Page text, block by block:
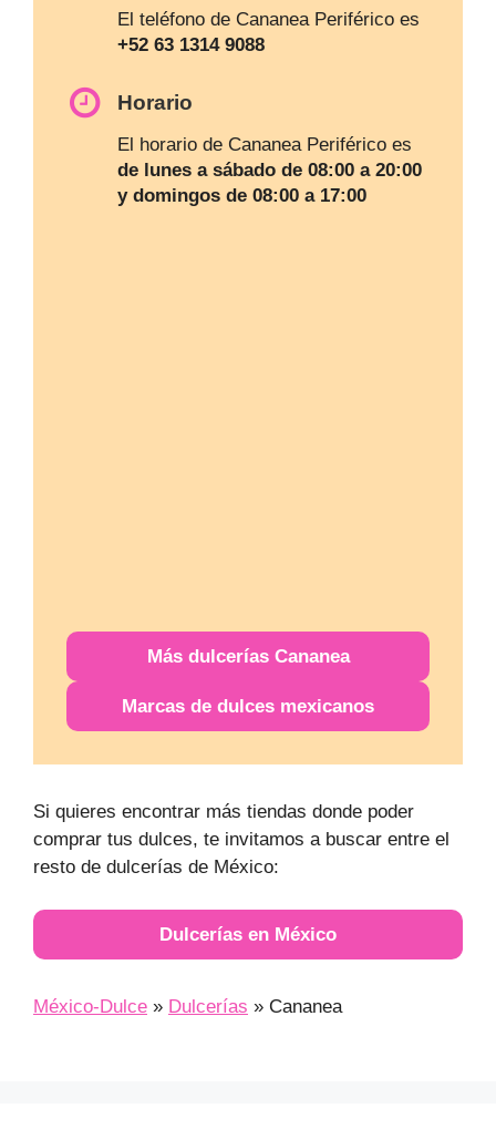
El teléfono de Cananea Periférico es
+52 63 1314 9088
Horario
El horario de Cananea Periférico es
de lunes a sábado de 08:00 a 20:00
y domingos de 08:00 a 17:00
Más dulceríasCananea
Marcas de dulces mexicanos
Si quieres encontrar más tiendas donde poder
comprar tus dulces, te invitamos a buscar entre el
resto de dulcerías de México:
Dulcerías en México
México-Dulce » Dulcerías » Cananea